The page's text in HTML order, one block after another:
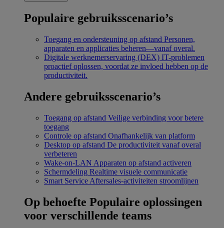
Populaire gebruiksscenario’s
Toegang en ondersteuning op afstand Personen,
apparaten en applicaties beheren—vanaf overal.
Digitale werknemerservaring (DEX) IT-problemen
proactief oplossen, voordat ze invloed hebben op de
productiviteit.
Andere gebruiksscenario’s
Toegang op afstand Veilige verbinding voor betere
toegang
Controle op afstand Onafhankelijk van platform
Desktop op afstand De productiviteit vanaf overal
verbeteren
Wake-on-LAN Apparaten op afstand activeren
Schermdeling Realtime visuele communicatie
Smart Service Aftersales-activiteiten stroomlijnen
Op behoefte Populaire oplossingen
voor verschillende teams